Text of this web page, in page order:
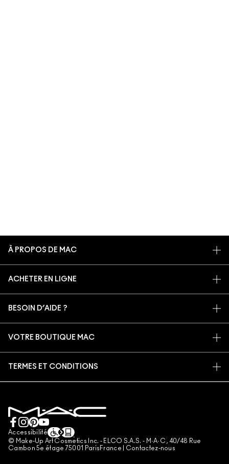
À PROPOS DE MAC
NOS MAQUILLEURS
ACHETER EN LIGNE
S’ABONNER AUX E-MAILS
BESOIN D’AIDE ?
FAQ
+33182883913 (APPEL NON SURTAXÉ)
VOTRE BOUTIQUE MAC
SERVICES DE MAQUILLAGE
TERMES ET CONDITIONS
CONDITIONS GÉNÉRALES D'UTILISATION
CONDITIONS GÉNÉRALES DE VENTE
CONTREFAÇON
Accessibilité
© Make-Up Art Cosmetics Inc. - ELCO S.A.S. - M·A·C , 40/48 Rue
Cambon 5e étage 75001 ParisFrance | Contactez-nous